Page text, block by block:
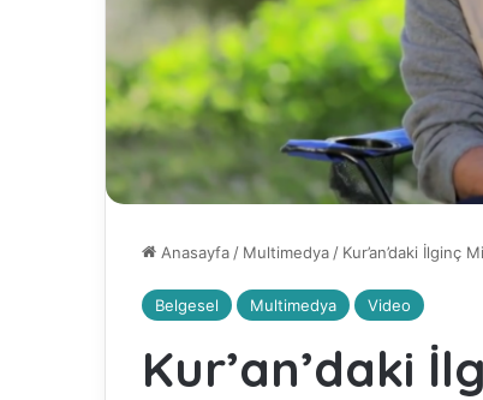
Anasayfa / Multimedya / Kur’an’daki İlginç
Belgesel Multimedya Video
Kur’an’daki